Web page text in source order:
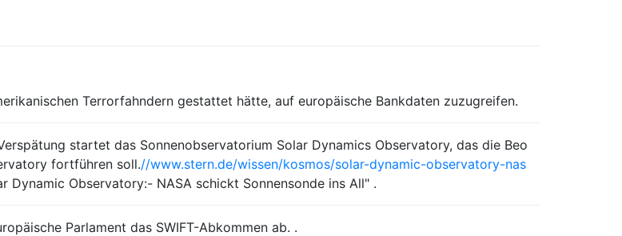
Terrorfahndern gestattet hätte, auf europäische Bankdaten zuzugreifen.
startet das Sonnenobservatorium Solar Dynamics Observatory, das die Beo
fortführen soll.//www.stern.de/wissen/kosmos/solar-dynamic-observatory-nas
Dynamic Observatory:- NASA schickt Sonnensonde ins All" .
Parlament das SWIFT-Abkommen ab. .